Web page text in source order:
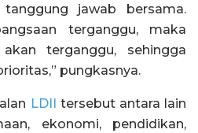
jawab bersama.
terganggu, maka
terganggu, sehingga
pungkasnya.
LDII
tersebut antara lain
ekonomi, pendidikan,